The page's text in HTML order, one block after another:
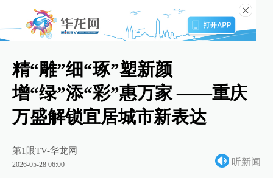
精“雕”细“琢”塑新颜
增“绿”添“彩”惠万家 ——重庆
万盛解锁宜居城市新表达
第1眼TV-华龙网
2026-05-28 06:00 听新闻